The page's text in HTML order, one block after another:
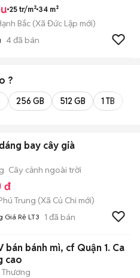
25 tr/m² 34 m²
Bắc (Xã Đức Lập mới)
4đã bán
?
256 GB 512 GB 1 TB
bay cây già
Cây cảnh ngoài trời
đ
Trung (Xã Củ Chi mới)
Giá Rẻ LT3 1 đã bán
mì, cf Quận 1. Ca
cao
Thương